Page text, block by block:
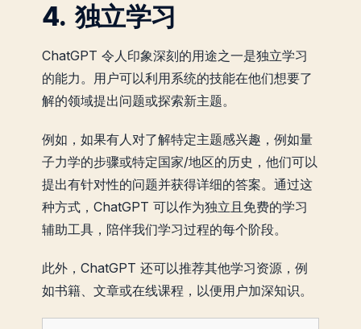
4. 独立学习
ChatGPT 令人印象深刻的用途之一是独立学习
的能力。用户可以利用系统的技能在他们想要了
解的领域提出问题或探索新主题。
例如，如果有人对了解特定主题感兴趣，例如量
子力学的步骤或特定国家/地区的历史，他们可以
提出有针对性的问题并获得详细的答案。通过这
种方式，ChatGPT 可以作为独立且免费的学习
辅助工具，陪伴我们学习过程的每个阶段。
此外，ChatGPT 还可以推荐其他学习资源，例
如书籍、文章或在线课程，以便用户加深知识。